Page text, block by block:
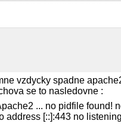
vzdycky spadne
se to nasledovne :
... no pidfile found!
address [::]:443 no